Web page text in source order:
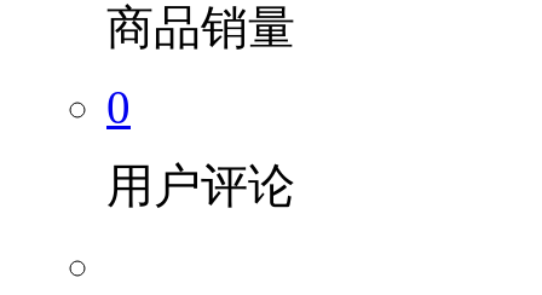
商品销量
0
用户评论